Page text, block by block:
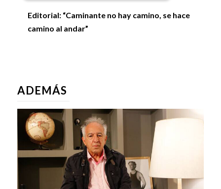
Editorial: “Caminante no hay camino, se hace
camino al andar”
ADEMÁS